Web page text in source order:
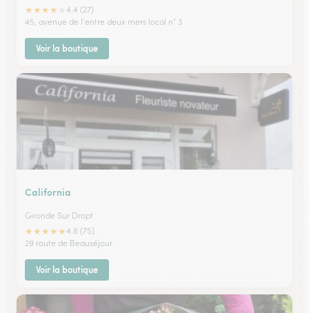
★★★★
4.4 (27)
45, avenue de l'entre deux mers local n° 3
Voir la boutique
California
Gironde Sur Dropt
★★★★★4.8 (75)
29 route de Beauséjour
Voir la boutique